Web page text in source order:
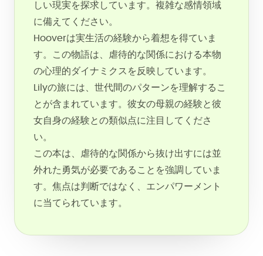
しい現実を探求しています。複雑な感情領域
に備えてください。
Hooverは実生活の経験から着想を得ていま
す。この物語は、虐待的な関係における本物
の心理的ダイナミクスを反映しています。
Lilyの旅には、世代間のパターンを理解するこ
とが含まれています。彼女の母親の経験と彼
女自身の経験との類似点に注目してくださ
い。
この本は、虐待的な関係から抜け出すには並
外れた勇気が必要であることを強調していま
す。焦点は判断ではなく、エンパワーメント
に当てられています。